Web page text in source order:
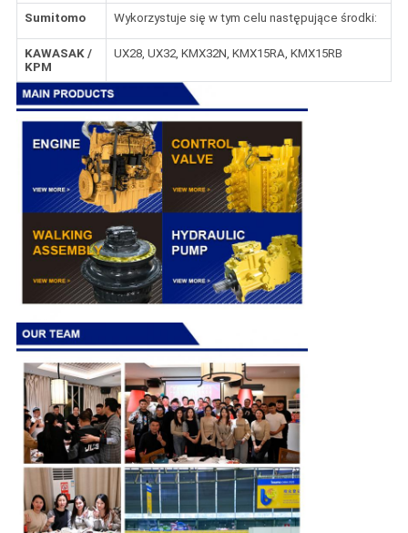
Sumitomo Wykorzystuje się w tym celu następujące środki:
KAWASAK /
KPM
UX28, UX32, KMX32N, KMX15RA, KMX15RB